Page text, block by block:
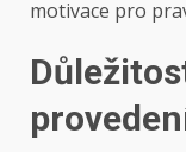
motivace pro